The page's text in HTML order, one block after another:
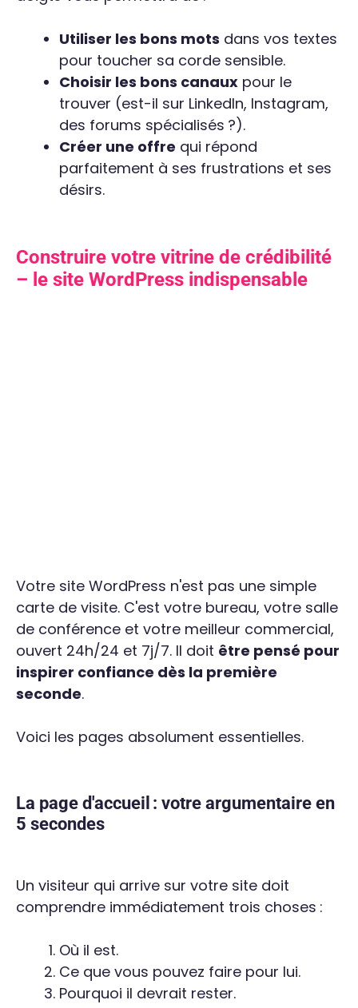
Utiliser les bons mots dans vos textes
pour toucher sa corde sensible.
Choisir les bons canaux pour le
trouver (est-il sur LinkedIn, Instagram,
des forums spécialisés ?).
Créer une offre qui répond
parfaitement à ses frustrations et ses
désirs.
Construire votre vitrine de crédibilité
– le site WordPress indispensable
Votre site WordPress n'est pas une simple
carte de visite. C'est votre bureau, votre salle
de conférence et votre meilleur commercial,
ouvert 24h/24 et 7j/7. Il doit être pensé pour
inspirer confiance dès la première
seconde.
Voici les pages absolument essentielles.
La page d'accueil : votre argumentaire en
5 secondes
Un visiteur qui arrive sur votre site doit
comprendre immédiatement trois choses :
Où il est.
Ce que vous pouvez faire pour lui.
Pourquoi il devrait rester.